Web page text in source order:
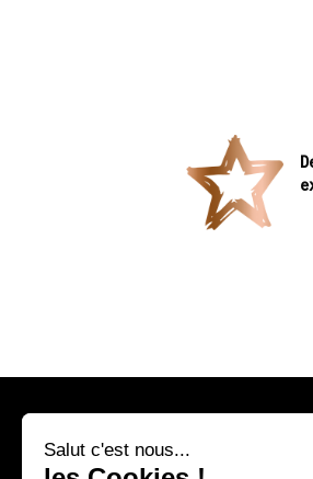
Salut c'est nous...